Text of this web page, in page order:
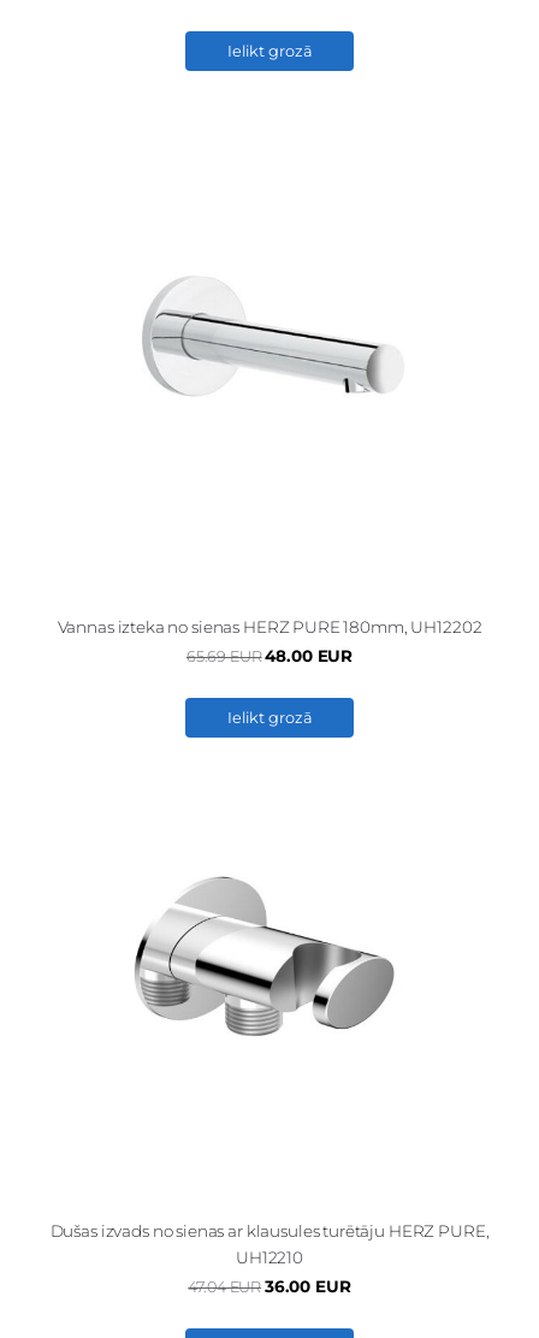
Ielikt grozā
Vannas izteka no sienas HERZ PURE 180mm, UH12202
65.69 EUR48.00 EUR
Ielikt grozā
Dušas izvads no sienas ar klausules turētāju HERZ PURE,
UH12210
47.04 EUR 36.00 EUR